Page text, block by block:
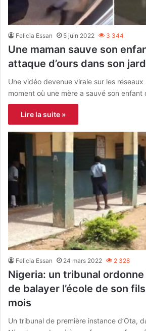
Felicia Essan 5 juin 2022 3 344
Une maman sauve son
attaque d’ours dans son
Une vidéo devenue virale sur les
moment où une mère a sauvé son enfant
Lire la suite »
Felicia Essan 24 mars 2022 2 328
Nigeria: un tribunal ordonne
de balayer l’école de son
mois
Un tribunal de première instance d’Ota,